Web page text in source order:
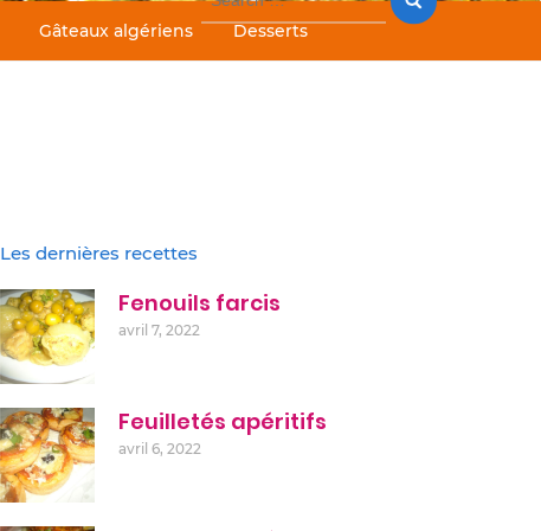
Gâteaux algériens Desserts
Les dernières recettes
Fenouils farcis
avril 7, 2022
Feuilletés apéritifs
avril 6, 2022